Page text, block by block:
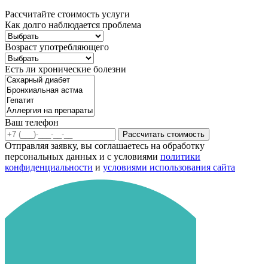
Рассчитайте стоимость услуги
Как долго наблюдается проблема
Возраст употребляющего
Есть ли хронические болезни
Ваш телефон
Рассчитать стоимость
Отправляя заявку, вы соглашаетесь на обработку
персональных данных и с условиями политики
конфиденциальности и условиями использования сайта